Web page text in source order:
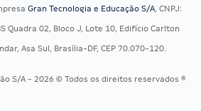
Gran Tecnologia e Educação S/A, CNPJ:
Quadra 02, Bloco J, Lote 10, Edifício Carlton
Asa Sul, Brasília-DF, CEP 70.070-120.
S/A - 2026 © Todos os direitos reservados ®